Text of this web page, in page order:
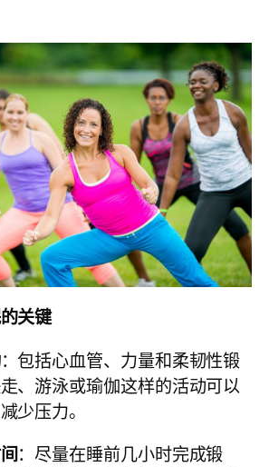
关键
：包括心血管、力量和柔韧性锻
、游泳或瑜伽这样的活动可以
少压力。
：尽量在睡前几小时完成锻